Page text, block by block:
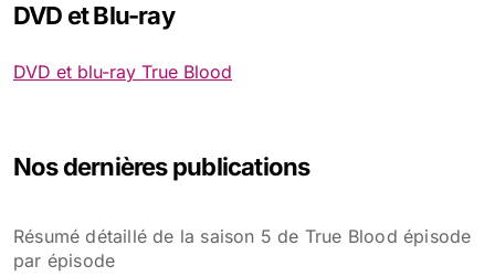
DVD et Blu-ray
DVD et blu-ray True Blood
Nos dernières publications
Résumé détaillé de la saison 5 de True Blood épisode
par épisode